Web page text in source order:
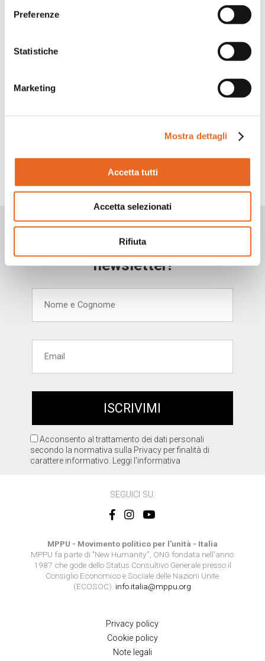
Preferenze
Statistiche
Marketing
Mostra dettagli
Accetta tutti
Accetta selezionati
Rifiuta
MPpU 2022 11 07 Slides
Facebook
LinkedIn
WhatsApp
Twitter
Share
TORNA INDIETRO
Vuoi rimanere aggiornato?
Iscriviti alla nostra
newsletter!
Acconsento al trattamento dei dati personali
secondo la normativa sulla Privacy per finalità di
carattere informativo.
Leggi l'informativa
SEGUICI SU:
MPPU - Movimento politico per l'unità - Italia
MPPU fa parte di "New Humanity”, ONG fondata nell'anno
1987 che gode dello Status Consultivo Generale presso il
Consiglio Economico e Sociale delle Nazioni Unite
(ECOSOC). info.italia@mppu.org
Privacy policy
Cookie policy
Note legali